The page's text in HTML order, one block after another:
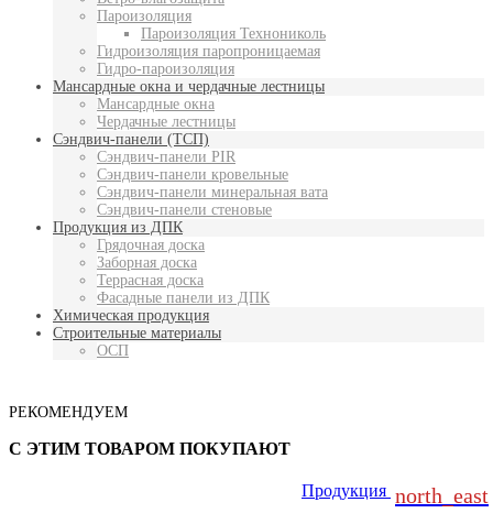
Пароизоляция
Пароизоляция Технониколь
Гидроизоляция паропроницаемая
Гидро-пароизоляция
Мансардные окна и чердачные лестницы
Мансардные окна
Чердачные лестницы
Сэндвич-панели (ТСП)
Сэндвич-панели PIR
Сэндвич-панели кровельные
Сэндвич-панели минеральная вата
Сэндвич-панели стеновые
Продукция из ДПК
Грядочная доска
Заборная доска
Террасная доска
Фасадные панели из ДПК
Химическая продукция
Строительные материалы
ОСП
РЕКОМЕНДУЕМ
С ЭТИМ ТОВАРОМ ПОКУПАЮТ
Продукция north_east